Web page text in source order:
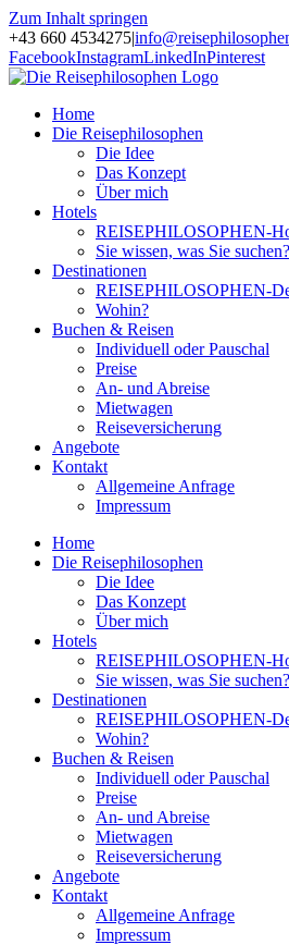
Zum Inhalt springen
+43 660 4534275|
FacebookInstagramLinkedInPinterest
Home
Die Reisephilosophen
Die Idee
Das Konzept
Über mich
Hotels
REISEPHILOSOPHEN-
Sie wissen, was Sie suchen?
Destinationen
REISEPHILOSOPHEN-
Wohin?
Buchen & Reisen
Individuell oder Pauschal
Preise
An- und Abreise
Mietwagen
Reiseversicherung
Angebote
Kontakt
Allgemeine Anfrage
Impressum
Home
Die Reisephilosophen
Die Idee
Das Konzept
Über mich
Hotels
REISEPHILOSOPHEN-
Sie wissen, was Sie suchen?
Destinationen
REISEPHILOSOPHEN-
Wohin?
Buchen & Reisen
Individuell oder Pauschal
Preise
An- und Abreise
Mietwagen
Reiseversicherung
Angebote
Kontakt
Allgemeine Anfrage
Impressum